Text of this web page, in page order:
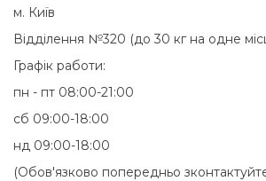
м. Київ
Відділення №320 (до 30 кг на одне
Графік работи:
пн - пт 08:00-21:00
сб 09:00-18:00
нд 09:00-18:00
(Обов'язково попередньо